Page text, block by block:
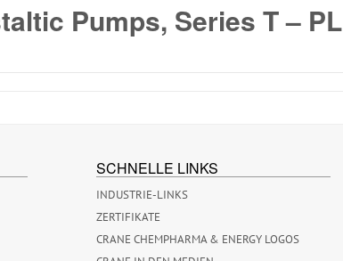
Pumps, Series T – PL
SCHNELLE LINKS
INDUSTRIE-LINKS
ZERTIFIKATE
CRANE CHEMPHARMA & ENERGY LOGOS